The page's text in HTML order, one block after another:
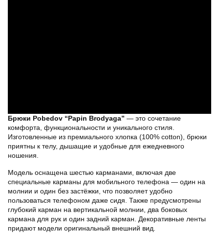
Брюки Pobedov “Papin Brodyaga” — это сочетание
комфорта, функциональности и уникального стиля.
Изготовленные из премиального хлопка (100% cotton), брюки
приятны к телу, дышащие и удобные для ежедневного
ношения.
Модель оснащена шестью карманами, включая две
специальные карманы для мобильного телефона — один на
молнии и один без застёжки, что позволяет удобно
пользоваться телефоном даже сидя. Также предусмотрены
глубокий карман на вертикальной молнии, два боковых
кармана для рук и один задний карман. Декоративные ленты
придают модели оригинальный внешний вид.